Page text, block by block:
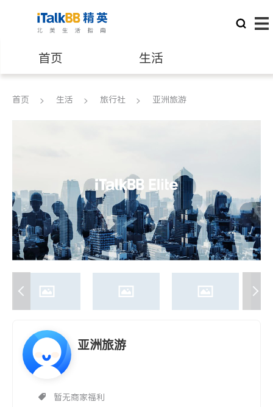
首页 生活
医生 律师
养老 非盈利组织
首页 生活 旅行社 亚洲旅游
亚洲旅游
暂无商家福利